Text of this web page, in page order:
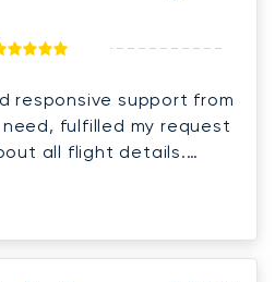
responsive support from
fulfilled my request
all flight details.